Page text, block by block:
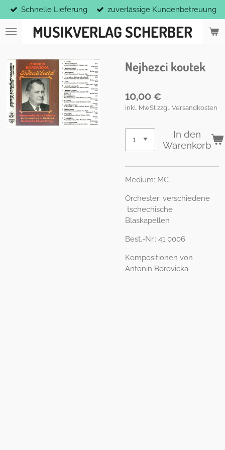
Zum
Hauptinhalt
springenMUSIKVERLAG SCHERBER
Schnelle Lieferung zuverlässige Kundenbetreuung
Nejhezci koutek
10,00 €
inkl. MwSt zzgl. Versandkosten
In den
Warenkorb
Medium: MC
Orchester: verschiedene
tschechische
Blaskapellen
Best.-Nr.: 41 0006
Kompositionen von
Antonin Borovicka